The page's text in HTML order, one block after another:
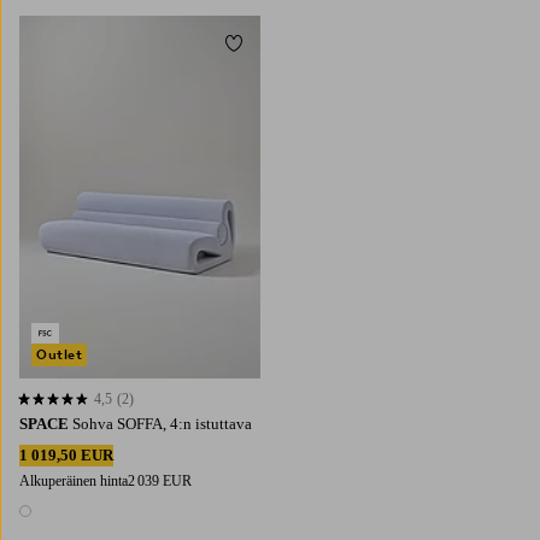
SPACE Sohva SOFFA, 4:n istuttava
1 019,50 EUR
Alkuperäinen hinta2 039 EUR
1 väri
4,5 perustuen 2 arvosanaan
4,5 (2)
Outlet
Lisää suosikkeihin